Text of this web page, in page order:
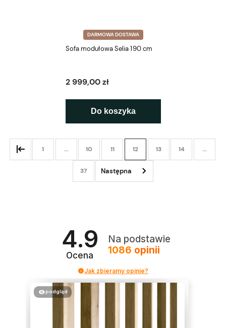
DARMOWA DOSTAWA
Sofa modułowa Selia 190 cm
2 999,00 zł
Do koszyka
1 ... 10 11 12 13 14 ...
37
4.9
Ocena
Na podstawie
1086 opinii
Jak zbieramy opinie?
podgląd